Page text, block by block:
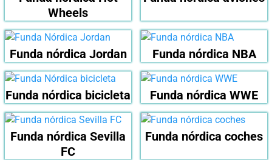
Wheels
Funda nórdica Jordan Funda nórdica NBA
Funda nórdica bicicleta Funda nórdica WWE
Funda nórdica Sevilla
FC
Funda nórdica coches